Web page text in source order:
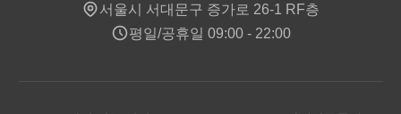
서울시 서대문구 증가로 26-1 RF층
평일/공휴일 09:00 - 22:00